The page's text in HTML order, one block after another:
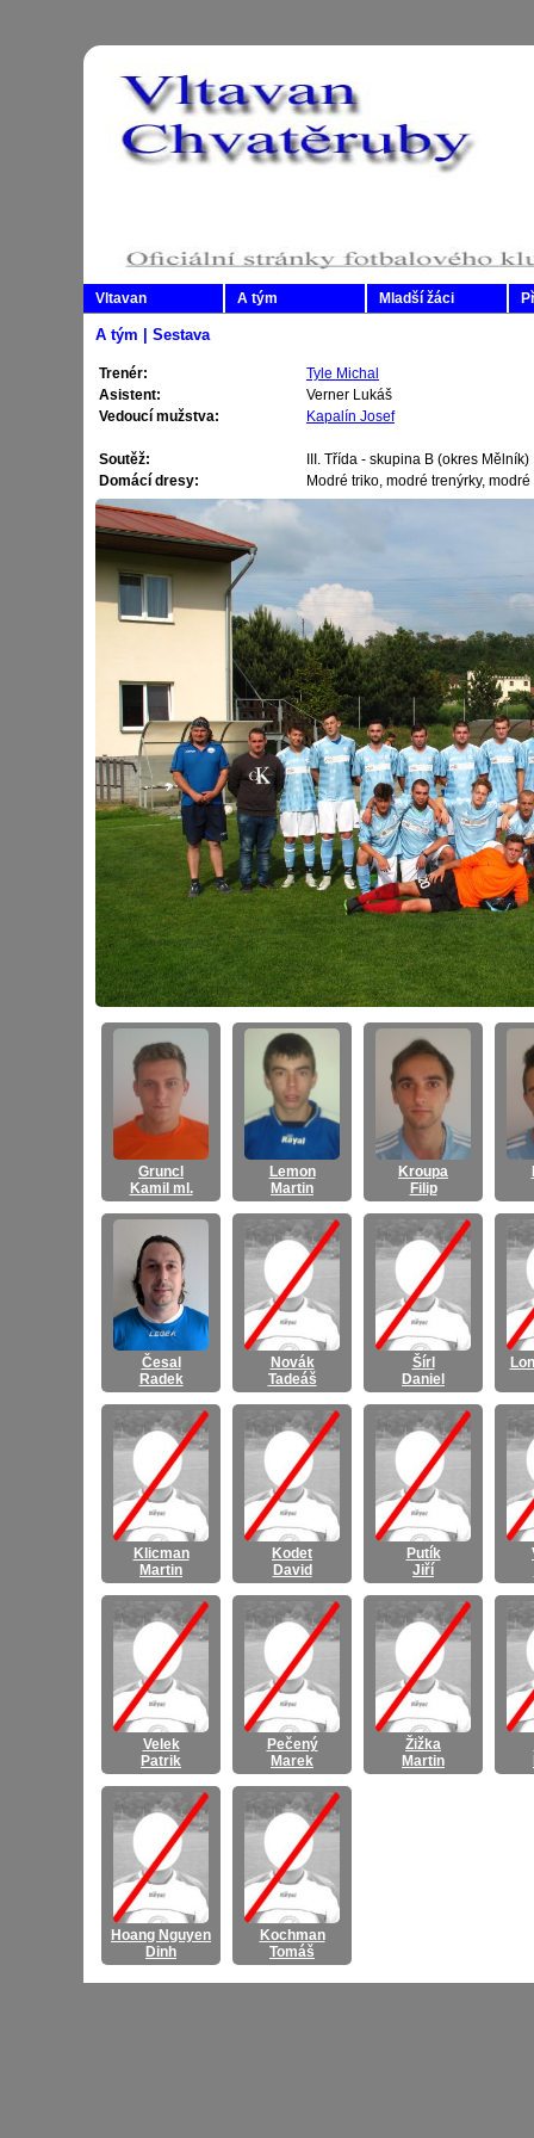
Vltavan A tým Mladší žáci
A tým | Sestava
Trenér:
Tyle Michal
Asistent:
Verner Lukáš
Vedoucí mužstva:
Kapalín Josef
Soutěž:
III. Třída - skupina B (okres Mělník)
Domácí dresy:
Modré triko, modré trenýrky,
Gruncl
Kamil ml.
Lemon
Martin
Kroupa
Filip
Česal
Radek
Novák
Tadeáš
Šírl
Daniel
Klicman
Martin
Kodet
David
Putík
Jiří
Velek
Patrik
Pečený
Marek
Žižka
Martin
Hoang Nguyen
Dinh
Kochman
Tomáš